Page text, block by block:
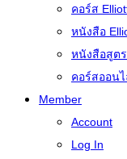
คอร์ส
หนังสือ
หนังสือสูต
คอร์สออนไ
Member
Account
Log In